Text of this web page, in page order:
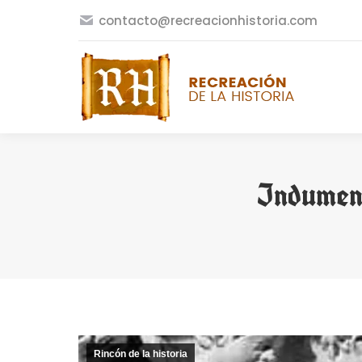
contacto@recreacionhistoria.com
Rincón de la historia